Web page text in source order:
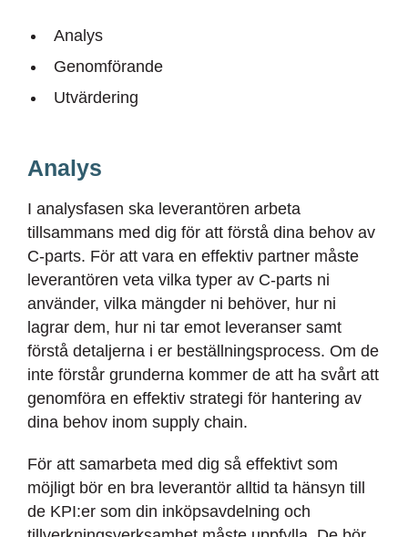
Analys
Genomförande
Utvärdering
Analys
I analysfasen ska leverantören arbeta
tillsammans med dig för att förstå dina behov av
C-parts. För att vara en effektiv partner måste
leverantören veta vilka typer av C-parts ni
använder, vilka mängder ni behöver, hur ni
lagrar dem, hur ni tar emot leveranser samt
förstå detaljerna i er beställningsprocess. Om de
inte förstår grunderna kommer de att ha svårt att
genomföra en effektiv strategi för hantering av
dina behov inom supply chain.
För att samarbeta med dig så effektivt som
möjligt bör en bra leverantör alltid ta hänsyn till
de KPI:er som din inköpsavdelning och